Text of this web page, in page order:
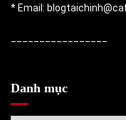
* Email:
Danh mục